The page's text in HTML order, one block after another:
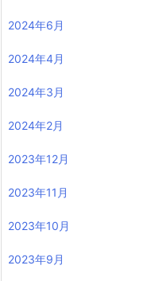
2024年6月
2024年4月
2024年3月
2024年2月
2023年12月
2023年11月
2023年10月
2023年9月